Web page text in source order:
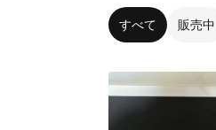
すべて 販売中